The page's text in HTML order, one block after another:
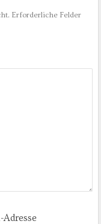
Erforderliche Felder
Adresse